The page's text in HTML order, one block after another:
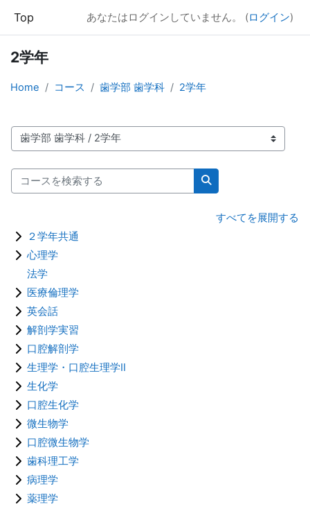
Top あなたはログインしていません。 (ログイン)
2学年
Home コース 歯学部 歯学科 2学年
コースカテゴリ
コースを検索する
コースを検索する
すべてを展開する
２学年共通
心理学
法学
医療倫理学
英会話
解剖学実習
口腔解剖学
生理学・口腔生理学Ⅱ
生化学
口腔生化学
微生物学
口腔微生物学
歯科理工学
病理学
薬理学